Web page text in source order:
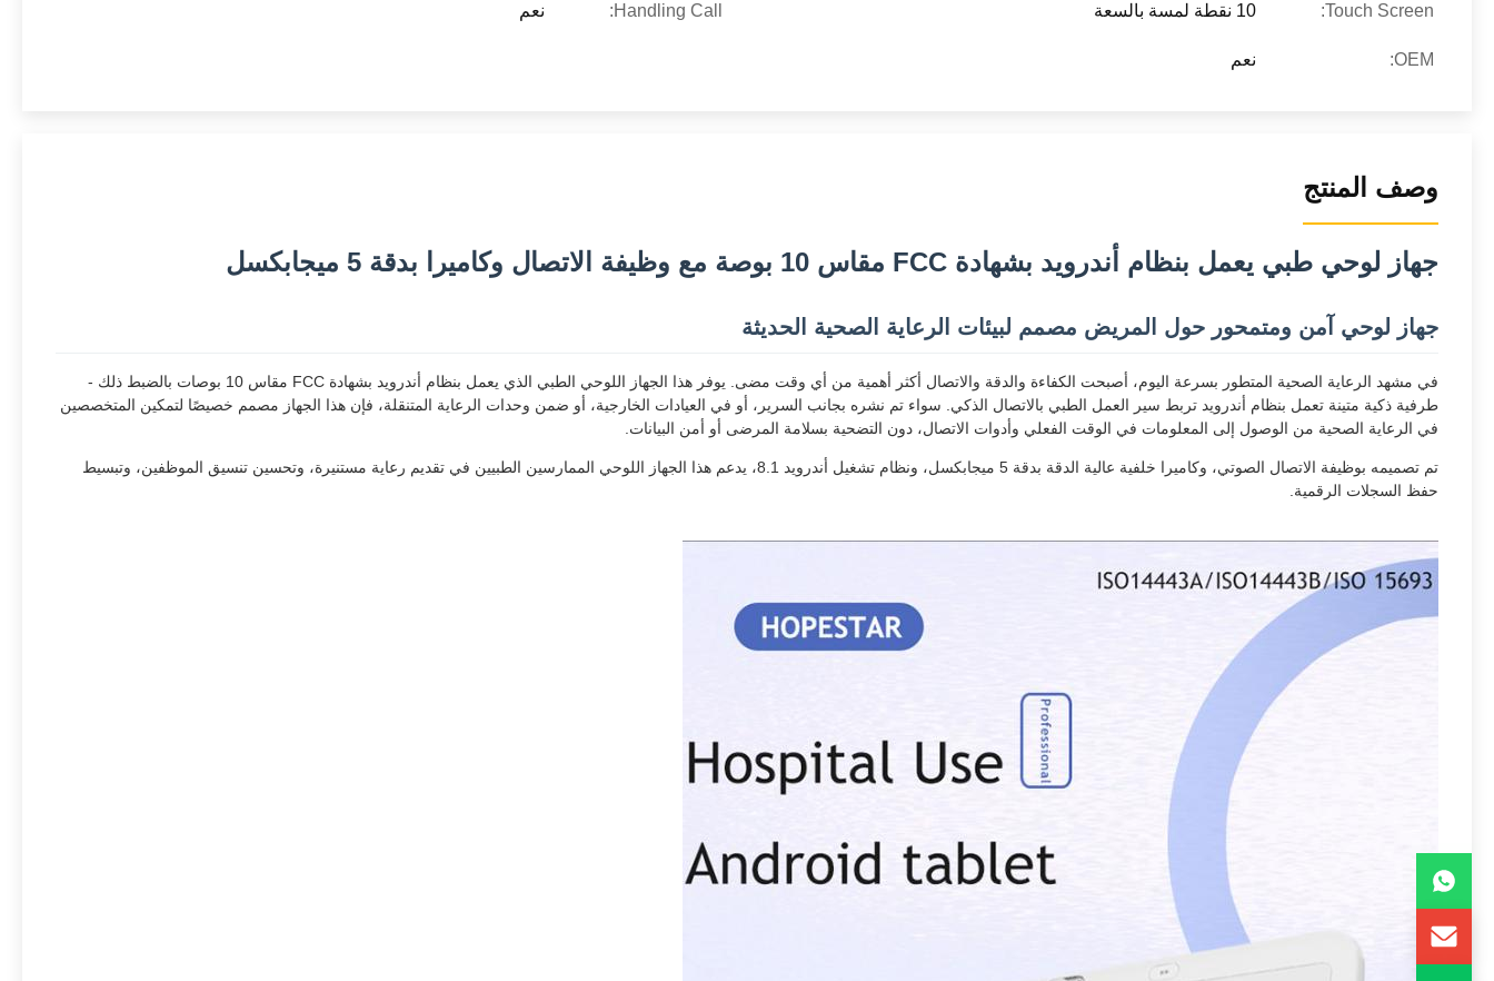
Touch Screen: 10 نقطة لمسة بالسعة Handling Call: نعم
OEM: نعم
وصف المنتج
جهاز لوحي طبي يعمل بنظام أندرويد بشهادة FCC مقاس 10 بوصة مع وظيفة الاتصال وكاميرا بدقة 5 ميجابكسل
جهاز لوحي آمن ومتمحور حول المريض مصمم لبيئات الرعاية الصحية الحديثة
في مشهد الرعاية الصحية المتطور بسرعة اليوم، أصبحت الكفاءة والدقة والاتصال أكثر أهمية من أي وقت مضى. يوفر هذا الجهاز اللوحي الطبي الذي يعمل بنظام أندرويد بشهادة FCC مقاس 10 بوصات بالضبط ذلك -
طرفية ذكية متينة تعمل بنظام أندرويد تربط سير العمل الطبي بالاتصال الذكي. سواء تم نشره بجانب السرير، أو في العيادات الخارجية، أو ضمن وحدات الرعاية المتنقلة، فإن هذا الجهاز مصمم خصيصًا لتمكين المتخصصين
في الرعاية الصحية من الوصول إلى المعلومات في الوقت الفعلي وأدوات الاتصال، دون التضحية بسلامة المرضى أو أمن البيانات.
تم تصميمه بوظيفة الاتصال الصوتي، وكاميرا خلفية عالية الدقة بدقة 5 ميجابكسل، ونظام تشغيل أندرويد 8.1، يدعم هذا الجهاز اللوحي الممارسين الطبيين في تقديم رعاية مستنيرة، وتحسين تنسيق الموظفين، وتبسيط
حفظ السجلات الرقمية.